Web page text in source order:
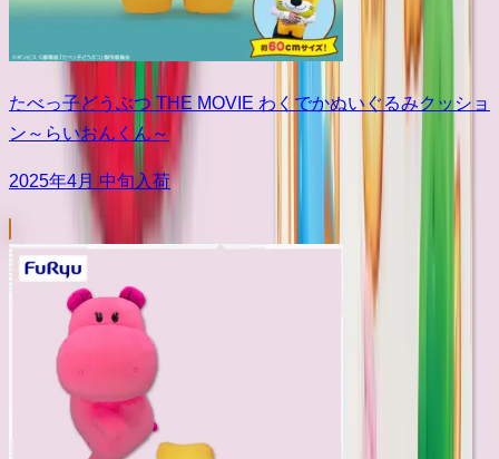
たべっ子どうぶつ THE MOVIE わくでかぬいぐるみクッショ
ン～らいおんくん～
2025年4月 中旬入荷